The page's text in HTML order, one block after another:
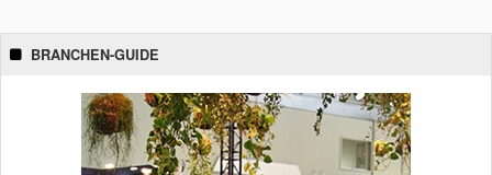
BRANCHEN-GUIDE